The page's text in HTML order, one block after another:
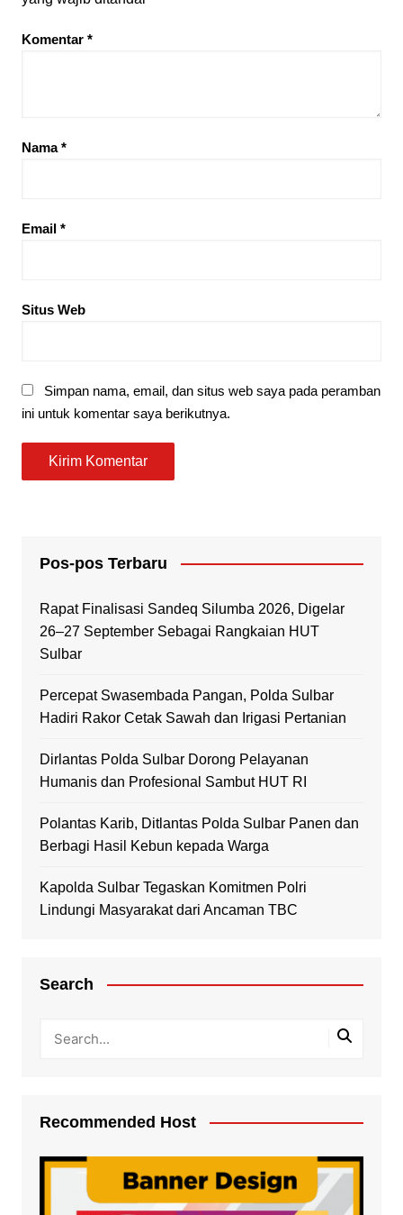
Komentar *
Nama*
Email *
Situs Web
Simpan nama, email, dan situs web saya pada peramban
ini untuk komentar saya berikutnya.
Pos-pos Terbaru
Rapat Finalisasi Sandeq Silumba 2026, Digelar
26–27 September Sebagai Rangkaian HUT
Sulbar
Percepat Swasembada Pangan, Polda Sulbar
Hadiri Rakor Cetak Sawah dan Irigasi Pertanian
Dirlantas Polda Sulbar Dorong Pelayanan
Humanis dan Profesional Sambut HUT RI
Polantas Karib, Ditlantas Polda Sulbar Panen dan
Berbagi Hasil Kebun kepada Warga
Kapolda Sulbar Tegaskan Komitmen Polri
Lindungi Masyarakat dari Ancaman TBC
Search
Recommended Host